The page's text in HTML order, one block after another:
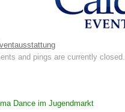
and pings are currently closed.
Dance im Jugendmarkt